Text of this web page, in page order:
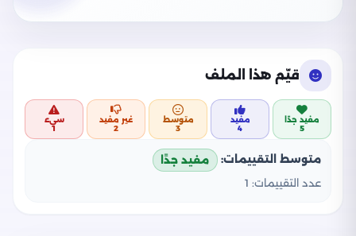
قيّم هذا الملف
مفيد جدًا
5
مفيد
4
متوسط
3
غير مفيد
2
سيء
1
متوسط التقييمات:
مفيد جدًا
عدد التقييمات: 1